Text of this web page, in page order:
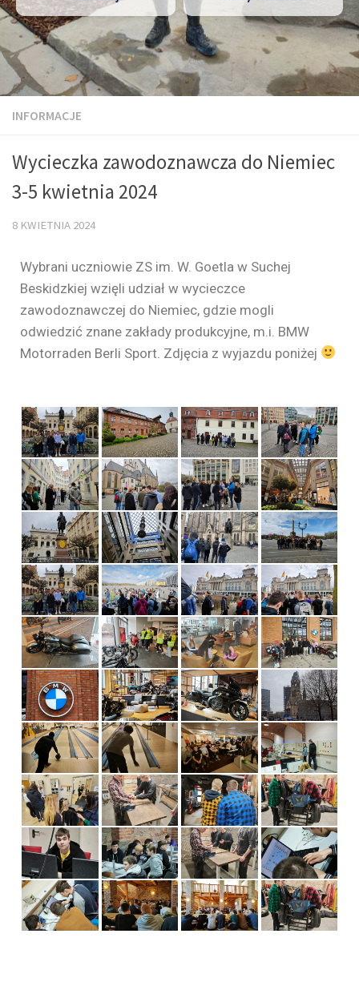
INFORMACJE
Wycieczka zawodoznawcza do Niemiec
3-5 kwietnia 2024
8 KWIETNIA 2024
Wybrani uczniowie ZS im. W. Goetla w Suchej
Beskidzkiej wzięli udział w wycieczce
zawodoznawczej do Niemiec, gdzie mogli
odwiedzić znane zakłady produkcyjne, m.i. BMW
Motorraden Berli Sport. Zdjęcia z wyjazdu poniżej